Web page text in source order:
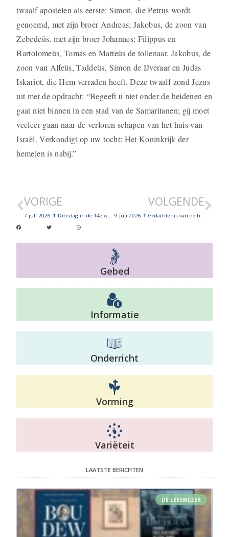
twaalf apostelen als eerste: Simon, die Petrus wordt
genoemd, met zijn broer Andreas; Jakobus, de zoon van
Zebedeüs, met zijn broer Johannes; Filippus en
Bartolomeüs, Tomas en Matteüs de tollenaar, Jakobus, de
zoon van Alfeüs, Taddeüs, Simon de IJveraar en Judas
Iskariot, die Hem verraden heeft. Deze twaalf zond Jezus
uit met de opdracht: “Begeeft u niet onder de heidenen en
gaat niet binnen in een stad van de Samaritanen; gij moet
veeleer gaan naar de verloren schapen van het huis van
Israël. Verkondigt op uw tocht: Het Koninkrijk der
hemelen is nabij.”
VORIGE
7 juli 2026 ✝ Dinsdag in de 14e week door het jaar
VOLGENDE
9 juli 2026 ✝ Gedachtenis van de heilige Martelaren van Grocum
Gebed
Informatie
Onderricht
Vorming
Variëteit
LAATSTE BERICHTEN
DE LEESWIJZER